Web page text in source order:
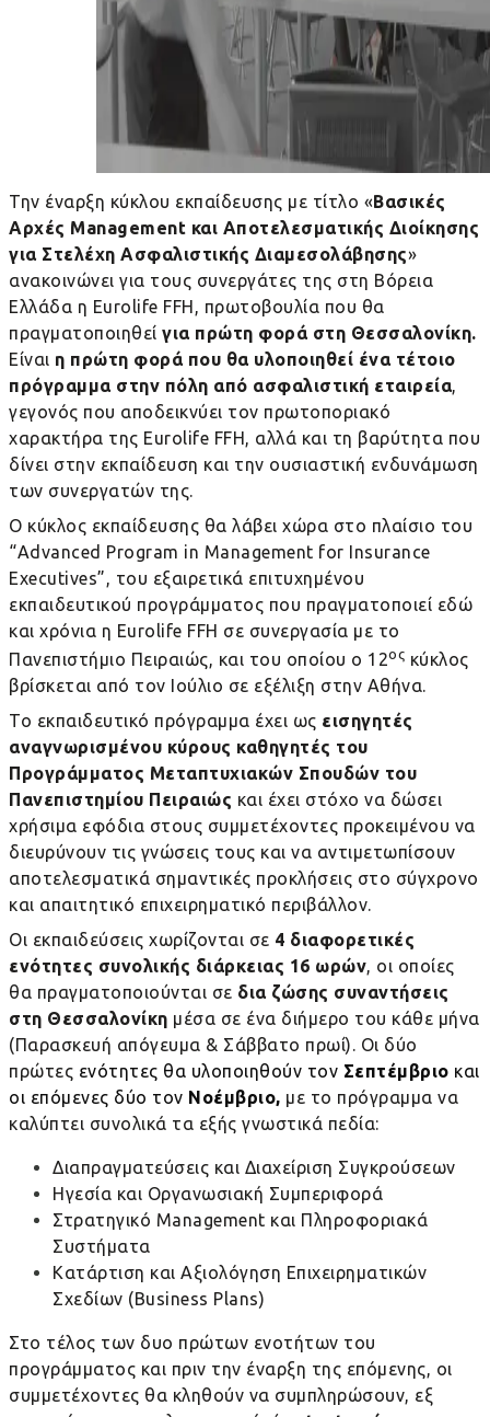
Την έναρξη κύκλου εκπαίδευσης με τίτλο «Βασικές
Αρχές Management και Αποτελεσματικής Διοίκησης
για Στελέχη Ασφαλιστικής Διαμεσολάβησης»
ανακοινώνει για τους συνεργάτες της στη Βόρεια
Ελλάδα η Eurolife FFH, πρωτοβουλία που θα
πραγματοποιηθεί για πρώτη φορά στη Θεσσαλονίκη.
Είναι η πρώτη φορά που θα υλοποιηθεί ένα τέτοιο
πρόγραμμα στην πόλη από ασφαλιστική εταιρεία,
γεγονός που αποδεικνύει τον πρωτοποριακό
χαρακτήρα της Eurolife FFH, αλλά και τη βαρύτητα που
δίνει στην εκπαίδευση και την ουσιαστική ενδυνάμωση
των συνεργατών της.
Ο κύκλος εκπαίδευσης θα λάβει χώρα στο πλαίσιο του
“Advanced Program in Management for Insurance
Executives”, του εξαιρετικά επιτυχημένου
εκπαιδευτικού προγράμματος που πραγματοποιεί εδώ
και χρόνια η Eurolife FFH σε συνεργασία με το
Πανεπιστήμιο Πειραιώς, και του οποίου ο 12ος κύκλος
βρίσκεται από τον Ιούλιο σε εξέλιξη στην Αθήνα.
Το εκπαιδευτικό πρόγραμμα έχει ως εισηγητές
αναγνωρισμένου κύρους καθηγητές του
Προγράμματος Μεταπτυχιακών Σπουδών του
Πανεπιστημίου Πειραιώς και έχει στόχο να δώσει
χρήσιμα εφόδια στους συμμετέχοντες προκειμένου να
διευρύνουν τις γνώσεις τους και να αντιμετωπίσουν
αποτελεσματικά σημαντικές προκλήσεις στο σύγχρονο
και απαιτητικό επιχειρηματικό περιβάλλον.
Οι εκπαιδεύσεις χωρίζονται σε 4 διαφορετικές
ενότητες συνολικής διάρκειας 16 ωρών, οι οποίες
θα πραγματοποιούνται σε δια ζώσης συναντήσεις
στη Θεσσαλονίκη μέσα σε ένα διήμερο του κάθε μήνα
(Παρασκευή απόγευμα & Σάββατο πρωί). Οι δύο
πρώτες ενότητες θα υλοποιηθούν τον Σεπτέμβριο και
οι επόμενες δύο τον Νοέμβριο, με το πρόγραμμα να
καλύπτει συνολικά τα εξής γνωστικά πεδία:
Διαπραγματεύσεις και Διαχείριση Συγκρούσεων
Ηγεσία και Οργανωσιακή Συμπεριφορά
Στρατηγικό Management και Πληροφοριακά
Συστήματα
Κατάρτιση και Αξιολόγηση Επιχειρηματικών
Σχεδίων (Business Plans)
Στο τέλος των δυο πρώτων ενοτήτων του
προγράμματος και πριν την έναρξη της επόμενης, οι
συμμετέχοντες θα κληθούν να συμπληρώσουν, εξ